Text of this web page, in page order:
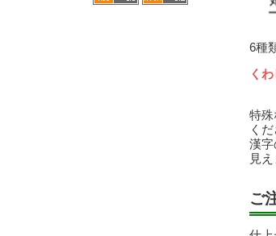
6種
く
特殊
くだ
漢
見
ご